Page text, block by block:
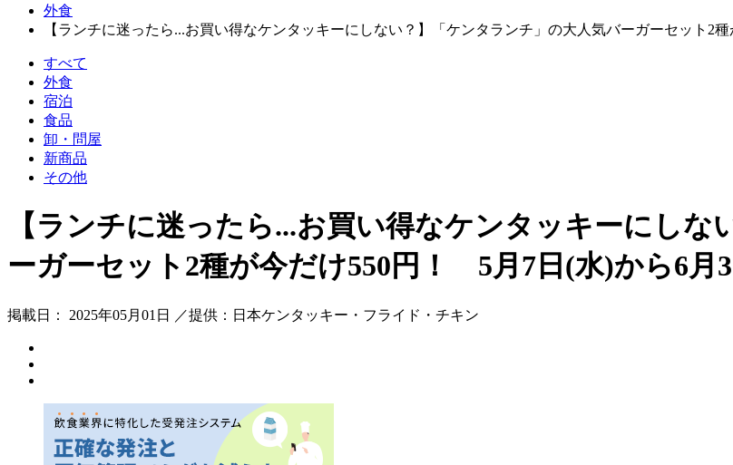
外食
【ランチに迷ったら...お買い得なケンタッキーにしない？】「ケンタランチ」の大人気バーガーセット
すべて
外食
宿泊
食品
卸・問屋
新商品
その他
【ランチに迷ったら...お買い得なケンタッキーにし
ーガーセット2種が今だけ550円！ 5月7日(水)から6
掲載日： 2025年05月01日 ／提供：日本ケンタッキー・フライド・チキン